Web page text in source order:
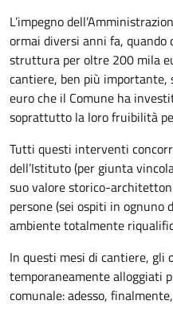
L’impegno
ormai diversi anni fa,
struttura per oltre 200 mila
cantiere, ben più importante,
euro che il Comune ha
soprattutto la loro fruibilità
Tutti questi interventi
dell’Istituto (per giunta
suo valore storico-
persone (sei ospiti in ognuno
ambiente totalmente
In questi mesi di cantiere,
temporaneamente alloggiati
comunale: adesso,